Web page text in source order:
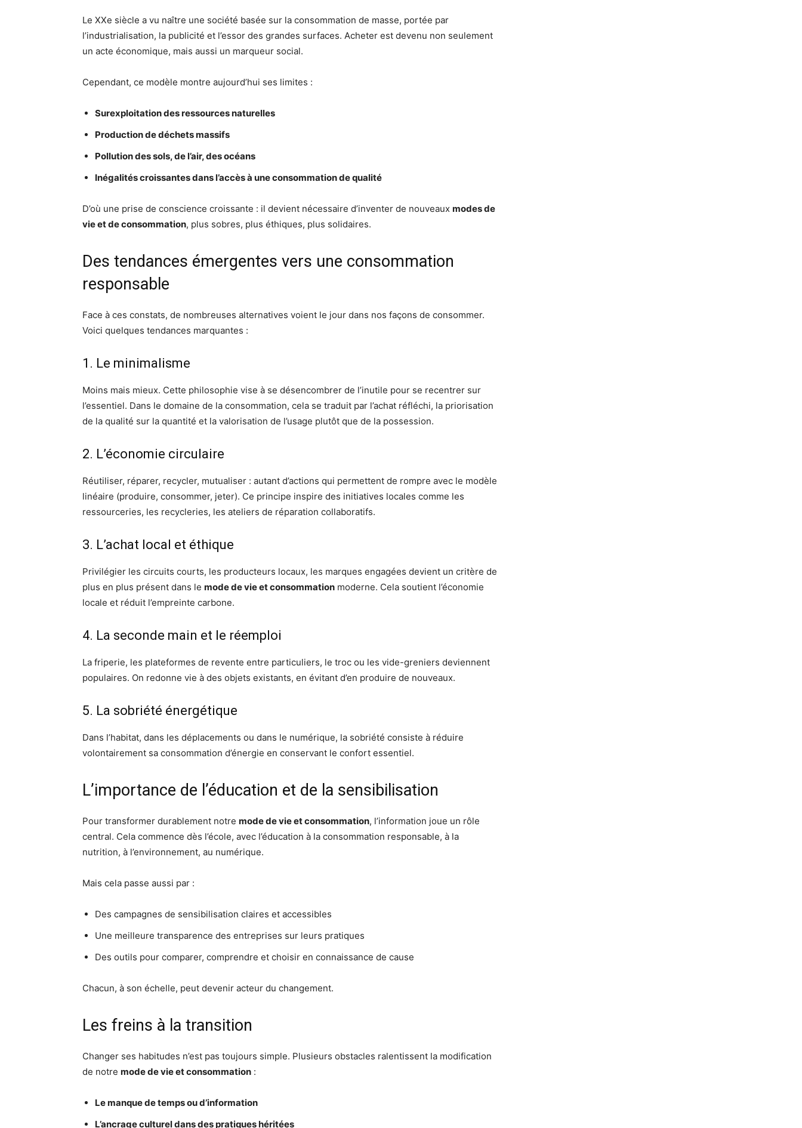
Le XXe siècle a vu naître une société basée sur la consommation de masse, portée par
l’industrialisation, la publicité et l’essor des grandes surfaces. Acheter est devenu non seulement
un acte économique, mais aussi un marqueur social.
Cependant, ce modèle montre aujourd’hui ses limites :
Surexploitation des ressources naturelles
Production de déchets massifs
Pollution des sols, de l’air, des océans
Inégalités croissantes dans l’accès à une consommation de qualité
D’où une prise de conscience croissante : il devient nécessaire d’inventer de nouveaux modes de
vie et de consommation, plus sobres, plus éthiques, plus solidaires.
Des tendances émergentes vers une consommation
responsable
Face à ces constats, de nombreuses alternatives voient le jour dans nos façons de consommer.
Voici quelques tendances marquantes :
1. Le minimalisme
Moins mais mieux. Cette philosophie vise à se désencombrer de l’inutile pour se recentrer sur
l’essentiel. Dans le domaine de la consommation, cela se traduit par l’achat réfléchi, la priorisation
de la qualité sur la quantité et la valorisation de l’usage plutôt que de la possession.
2. L’économie circulaire
Réutiliser, réparer, recycler, mutualiser : autant d’actions qui permettent de rompre avec le modèle
linéaire (produire, consommer, jeter). Ce principe inspire des initiatives locales comme les
ressourceries, les recycleries, les ateliers de réparation collaboratifs.
3. L’achat local et éthique
Privilégier les circuits courts, les producteurs locaux, les marques engagées devient un critère de
plus en plus présent dans le mode de vie et consommation moderne. Cela soutient l’économie
locale et réduit l’empreinte carbone.
4. La seconde main et le réemploi
La friperie, les plateformes de revente entre particuliers, le troc ou les vide-greniers deviennent
populaires. On redonne vie à des objets existants, en évitant d’en produire de nouveaux.
5. La sobriété énergétique
Dans l’habitat, dans les déplacements ou dans le numérique, la sobriété consiste à réduire
volontairement sa consommation d’énergie en conservant le confort essentiel.
L’importance de l’éducation et de la sensibilisation
Pour transformer durablement notre mode de vie et consommation, l’information joue un rôle
central. Cela commence dès l’école, avec l’éducation à la consommation responsable, à la
nutrition, à l’environnement, au numérique.
Mais cela passe aussi par :
Des campagnes de sensibilisation claires et accessibles
Une meilleure transparence des entreprises sur leurs pratiques
Des outils pour comparer, comprendre et choisir en connaissance de cause
Chacun, à son échelle, peut devenir acteur du changement.
Les freins à la transition
Changer ses habitudes n’est pas toujours simple. Plusieurs obstacles ralentissent la modification
de notre mode de vie et consommation :
Le manque de temps ou d’information
L’ancrage culturel dans des pratiques héritées